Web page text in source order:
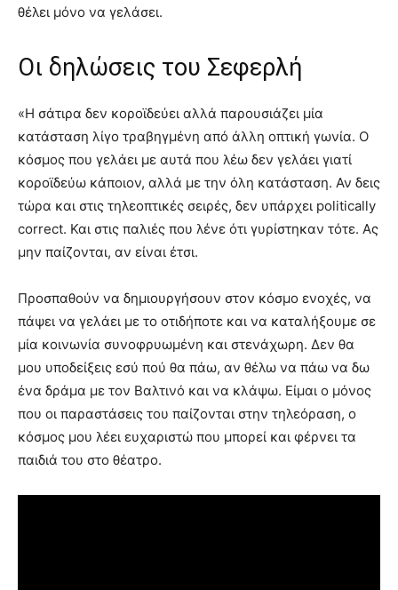
θέλει μόνο να γελάσει.
Οι δηλώσεις του Σεφερλή
«Η σάτιρα δεν κοροϊδεύει αλλά παρουσιάζει μία
κατάσταση λίγο τραβηγμένη από άλλη οπτική γωνία. Ο
κόσμος που γελάει με αυτά που λέω δεν γελάει γιατί
κοροϊδεύω κάποιον, αλλά με την όλη κατάσταση. Αν δεις
τώρα και στις τηλεοπτικές σειρές, δεν υπάρχει politically
correct. Και στις παλιές που λένε ότι γυρίστηκαν τότε. Ας
μην παίζονται, αν είναι έτσι.
Προσπαθούν να δημιουργήσουν στον κόσμο ενοχές, να
πάψει να γελάει με το οτιδήποτε και να καταλήξουμε σε
μία κοινωνία συνοφρυωμένη και στενάχωρη. Δεν θα
μου υποδείξεις εσύ πού θα πάω, αν θέλω να πάω να δω
ένα δράμα με τον Βαλτινό και να κλάψω. Είμαι ο μόνος
που οι παραστάσεις του παίζονται στην τηλεόραση, ο
κόσμος μου λέει ευχαριστώ που μπορεί και φέρνει τα
παιδιά του στο θέατρο.